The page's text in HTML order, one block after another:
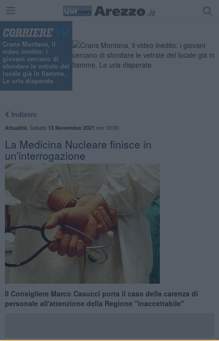
Crans Montana, il
video inedito: i
giovani cercano di
sfondare le vetrate del
locale già in fiamme.
Le urla disperate
Indietro
Attualità Sabato 13 Novembre 2021 ore 12:00
La Medicina Nucleare finisce in
un'interrogazione
Il Consigliere Marco Casucci porta il caso della carenza di
personale all'attenzione della Regione "inaccettabile"